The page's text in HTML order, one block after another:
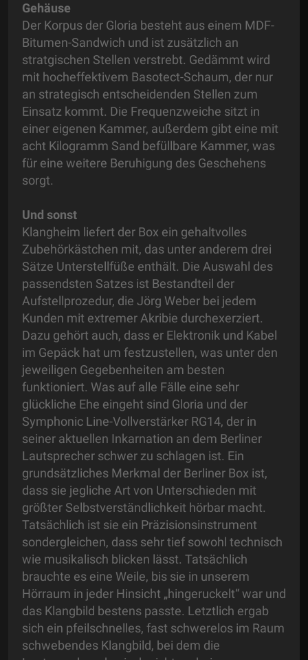
Gehäuse
Der Korpus der Gloria besteht aus einem MDF-
Bitumen-Sandwich und ist zusätzlich an
stratgischen Stellen verstrebt. Gedämmt wird
mit hocheffektivem Basotect-Schaum, der nur
an strategisch entscheidenden Stellen zum
Einsatz kommt. Die Frequenzweiche sitzt in
einer eigenen Kammer, außerdem gibt eine mit
acht Kilogramm Sand befüllbare Kammer, was
für eine weitere Beruhigung des Geschehens
sorgt.
Und sonst
Klangheim liefert der Box ein gehaltvolles
Zubehörkästchen mit, das unter anderem drei
Sätze Unterstellfüße enthält. Die Auswahl des
passendsten Satzes ist Bestandteil der
Aufstellprozedur, die Jörg Weber bei jedem
Kunden mit extremer Akribie durchexerziert.
Dazu gehört auch, dass er Elektronik und Kabel
im Gepäck hat um festzustellen, was unter den
jeweiligen Gegebenheiten am besten
funktioniert. Was auf alle Fälle eine sehr
glückliche Ehe eingeht sind Gloria und der
Symphonic Line-Vollverstärker RG14, der in
seiner aktuellen Inkarnation an dem Berliner
Lautsprecher schwer zu schlagen ist. Ein
grundsätzliches Merkmal der Berliner Box ist,
dass sie jegliche Art von Unterschieden mit
größter Selbstverständlichkeit hörbar macht.
Tatsächlich ist sie ein Präzisionsinstrument
sondergleichen, dass sehr tief sowohl technisch
wie musikalisch blicken lässt. Tatsächlich
brauchte es eine Weile, bis sie in unserem
Hörraum in jeder Hinsicht „hingeruckelt“ war und
das Klangbild bestens passte. Letztlich ergab
sich ein pfeilschnelles, fast schwerelos im Raum
schwebendes Klangbild, bei dem die